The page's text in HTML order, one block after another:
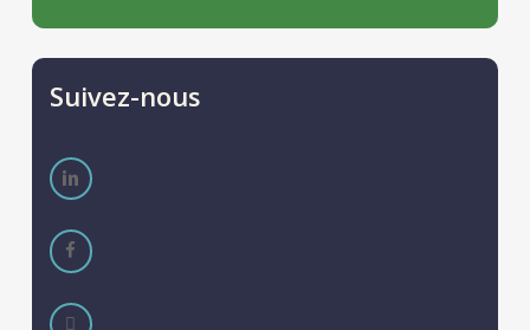
Suivez-nous